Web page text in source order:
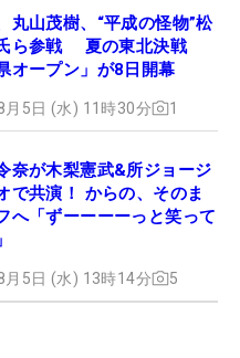
丸山茂樹、“平成の怪物”松
ら参戦 夏の東北決戦
オープン」が8日開幕
月5日 (水) 11時30分 1
奈が木梨憲武&所ジョージ
で共演！ からの、そのま
へ「ずーーーーっと笑って
月5日 (水) 13時14分 5